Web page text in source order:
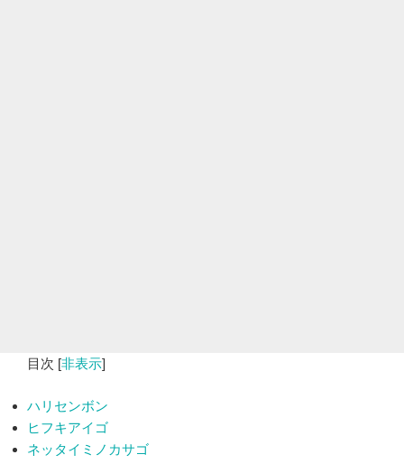
目次 [非表示]
ハリセンボン
ヒフキアイゴ
ネッタイミノカサゴ